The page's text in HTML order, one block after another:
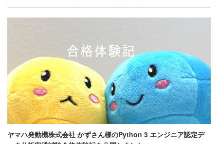
ヤマハ発動機株式会社 かずさん様のPython 3 エンジニア認定デ